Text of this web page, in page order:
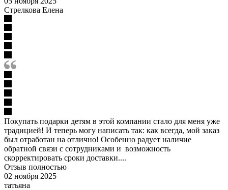
Стрелкова Елена
Покупать подарки детям в этой компании стало для меня уже
традицией! И теперь могу написать так: как всегда, мой заказ
был отработан на отлично! Особенно радует наличие
обратной связи с сотрудниками и возможность
скорректировать сроки доставки....
Отзыв полностью
02 ноября 2025
татьяна